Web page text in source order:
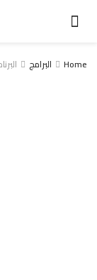
Home البرامج